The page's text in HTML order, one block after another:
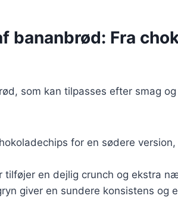
bananbrød: Fra
som kan tilpasses efter smag
for en sødere
tilføjer en dejlig crunch og ekstra
giver en sundere konsistens og